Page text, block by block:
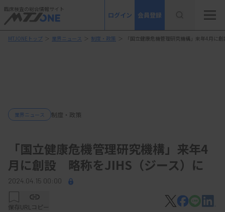
臨床検査の総合情報サイト
ログイン 会員登録
MTJONEトップ ＞ 業界ニュース ＞ 制度・政策 ＞ 「国立健康危機管理研究機構」来年4月に
業界ニュース 制度・政策
「国立健康危機管理研究機構」来年4
月に創設 略称をJIHS（ジース）に
2024.04.15 00:00
保存URLコピー